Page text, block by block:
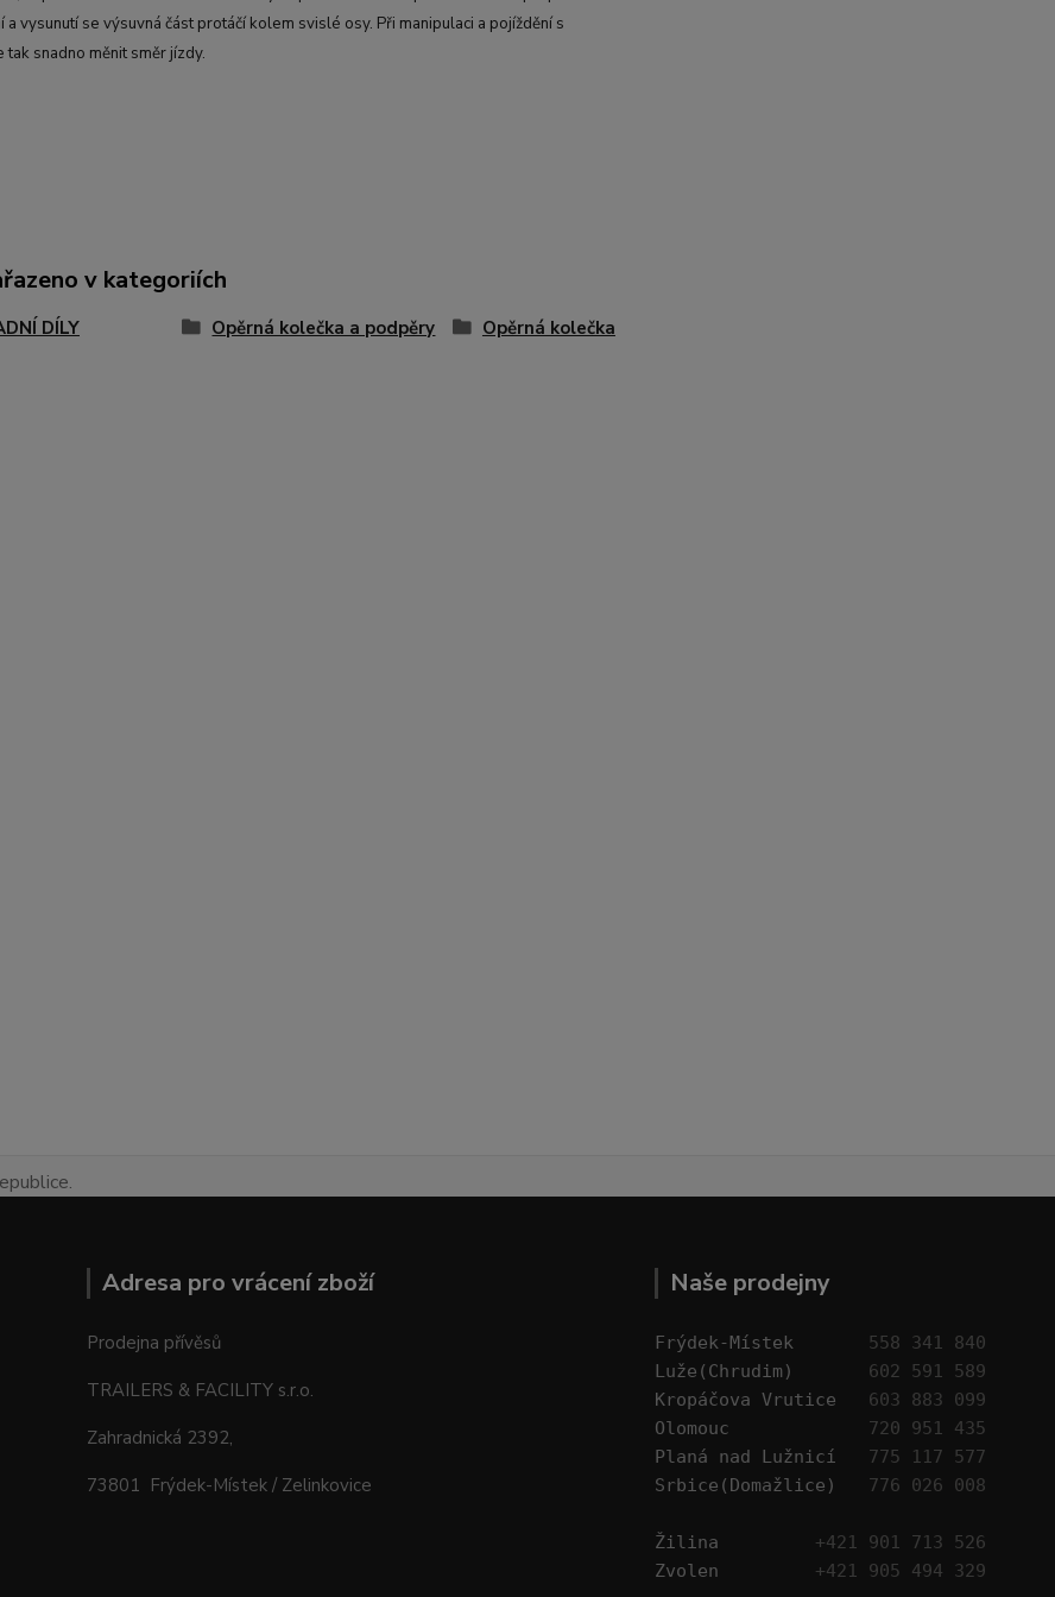
a vysunutí se výsuvná část protáčí kolem svislé osy. Při manipulaci a pojíždění s
tak snadno měnit směr jízdy.
v kategoriích
DÍLY Opěrná kolečka a podpěry Opěrná kolečka
Adresa pro vrácení zboží
Prodejna přívěsů
TRAILERS & FACILITY s.r.o.
Zahradnická 2392,
73801 Frýdek-Místek / Zelinkovice
Naše prodejny
Frýdek-Místek 558 341 840
Luže(Chrudim) 602 591 589
Kropáčova Vrutice 603 883 099
Olomouc 720 951 435
Planá nad Lužnicí 775 117 577
Srbice(Domažlice) 776 026 008
Žilina +421 901 713 526
Zvolen +421 905 494 329